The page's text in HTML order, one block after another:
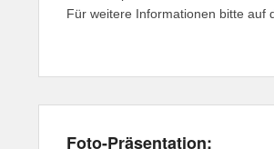
Für weitere Informationen bitte auf
Foto-Präsentation: